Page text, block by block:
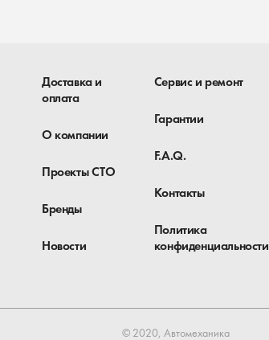
Доставка и
оплата
О компании
Проекты СТО
Бренды
Новости
Сервис и ремонт
Гарантии
F.A.Q.
Контакты
Политика
конфиденциальности
© 2020, Автомеханика